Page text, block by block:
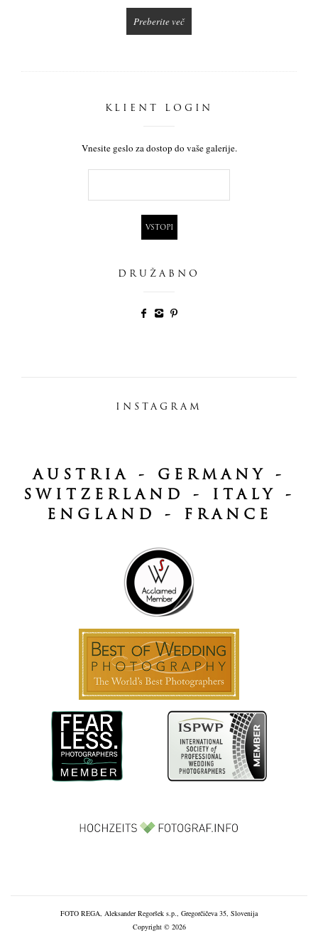
Preberite več
KLIENT LOGIN
Vnesite geslo za dostop do vaše galerije.
DRUŽABNO
INSTAGRAM
AUSTRIA - GERMANY -
SWITZERLAND - ITALY -
ENGLAND - FRANCE
FOTO REGA, Aleksander Regoršek s.p., Gregorčičeva 35, Slovenija
Copyright © 2026